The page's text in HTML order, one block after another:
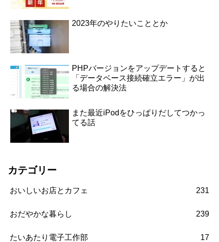
2023年のやりたいこととか
PHPバージョンをアップデートすると
「データベース接続確立エラー」が出
る場合の解決法
また最近iPodをひっぱりだしてつかっ
てる話
カテゴリー
おいしいお店とカフェ 231
おだやかな暮らし 239
たいあたり電子工作部 17